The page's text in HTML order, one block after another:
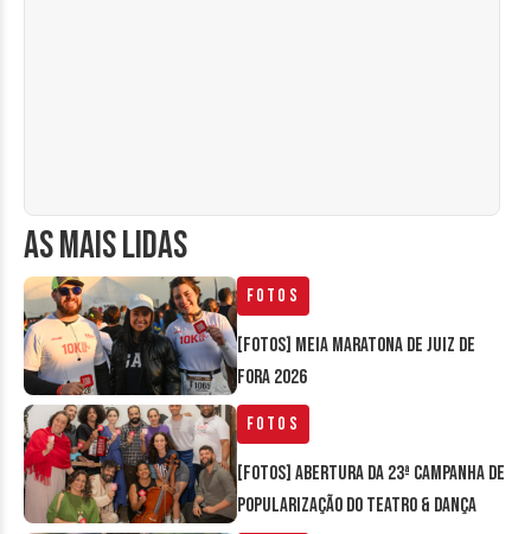
AS MAIS LIDAS
Fotos
[FOTOS] Meia Maratona de Juiz de
Fora 2026
Fotos
[FOTOS] Abertura da 23ª Campanha de
Popularização do Teatro & Dança